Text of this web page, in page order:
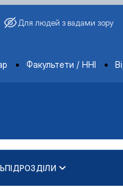
Для людей з вадами зору
Факультети / ННІ
ПІДРОЗДІЛИ